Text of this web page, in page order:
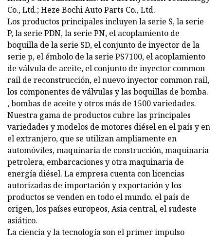
Co., Ltd.; Heze Bochi Auto Parts Co., Ltd.
Los productos principales incluyen la serie S, la serie
P, la serie PDN, la serie PN, el acoplamiento de
boquilla de la serie SD, el conjunto de inyector de la
serie p, el émbolo de la serie PS7100, el acoplamiento
de válvula de aceite, el conjunto de inyector common
rail de reconstrucción, el nuevo inyector common rail,
los componentes de válvulas y las boquillas de bomba.
, bombas de aceite y otros más de 1500 variedades.
Nuestra gama de productos cubre las principales
variedades y modelos de motores diésel en el país y en
el extranjero, que se utilizan ampliamente en
automóviles, maquinaria de construcción, maquinaria
petrolera, embarcaciones y otra maquinaria de
energía diésel. La empresa cuenta con licencias
autorizadas de importación y exportación y los
productos se venden en todo el mundo. el país de
origen, los países europeos, Asia central, el sudeste
asiático.
La ciencia y la tecnología son el primer impulso